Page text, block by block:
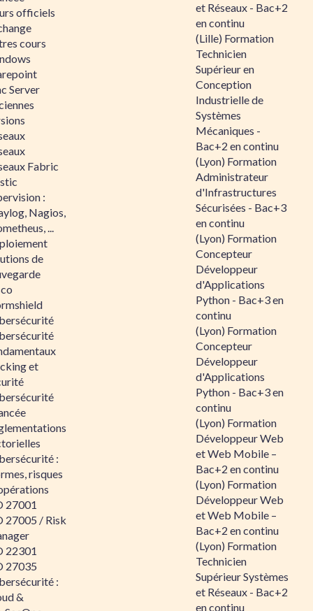
officiels
cours
Server
Fabric
:
Nagios,
...
de
et
:
risques
27001
27005 / Risk
22301
27035
:
&
et Réseaux - Bac+2
en continu
(Lille) Formation
Technicien
Supérieur en
Conception
Industrielle de
Systèmes
Mécaniques -
Bac+2 en continu
(Lyon) Formation
Administrateur
d'Infrastructures
Sécurisées - Bac+3
en continu
(Lyon) Formation
Concepteur
Développeur
d'Applications
Python - Bac+3 en
continu
(Lyon) Formation
Concepteur
Développeur
d'Applications
Python - Bac+3 en
continu
(Lyon) Formation
Développeur Web
et Web Mobile –
Bac+2 en continu
(Lyon) Formation
Développeur Web
et Web Mobile –
Bac+2 en continu
(Lyon) Formation
Technicien
Supérieur Systèmes
et Réseaux - Bac+2
en continu